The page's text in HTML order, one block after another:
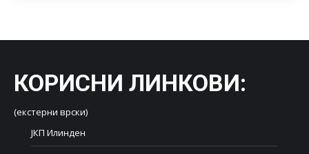
КОРИСНИ ЛИНКОВИ:
(екстерни врски)
ЈКП Илинден